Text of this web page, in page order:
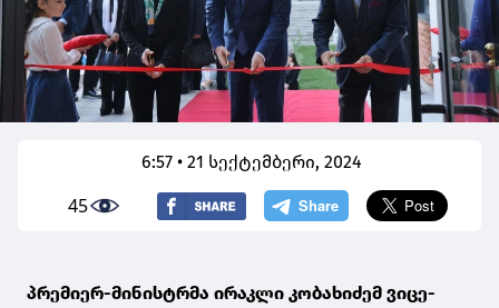
6:57 • 21 სექტემბერი, 2024
45
პრემიერ-მინისტრმა ირაკლი კობახიძემ ვიცე-